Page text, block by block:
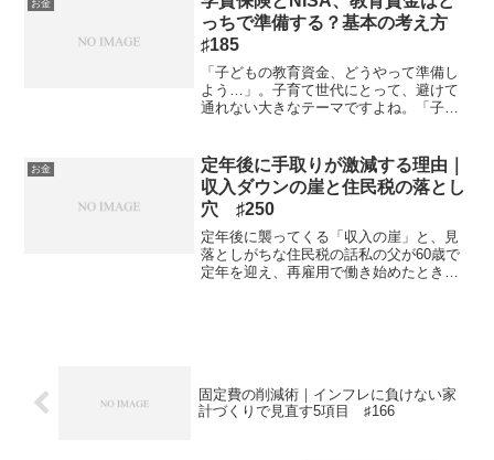
だっ...
お金
っちで準備する？基本の考え方
♯185
「子どもの教育資金、どうやって準備し
よう…」。子育て世代にとって、避けて
通れない大きなテーマですよね。「子ど
れない大きなテーマですよね。代表的な
選択肢が、昔ながらの学資保険...
お金
定年後に手取りが激減する理由｜
収入ダウンの崖と住民税の落とし
穴 ♯250
定年後に襲ってくる「収入の崖」と、見
落としがちな住民税の話私の父が60歳で
定年を迎え、再雇用で働き始めたとき、
固定費の削減術｜インフレに負けない家
計づくりで見直す5項目 ♯166